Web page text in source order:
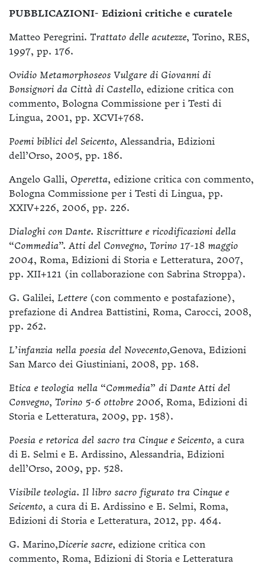
PUBBLICAZIONI- Edizioni critiche e curatele
Matteo Peregrini. Trattato delle acutezze, Torino, RES,
1997, pp. 176.
Ovidio Metamorphoseos Vulgare di Giovanni di
Bonsignori da Città di Castello, edizione critica con
commento, Bologna Commissione per i Testi di
Lingua, 2001, pp. XCVI+768.
Poemi biblici del Seicento, Alessandria, Edizioni
dell’Orso, 2005, pp. 186.
Angelo Galli, Operetta, edizione critica con commento,
Bologna Commissione per i Testi di Lingua, pp.
XXIV+226, 2006, pp. 226.
Dialoghi con Dante. Riscritture e ricodificazioni della
“Commedia”. Atti del Convegno, Torino 17-18 maggio
2004, Roma, Edizioni di Storia e Letteratura, 2007,
pp. XII+121 (in collaborazione con Sabrina Stroppa).
G. Galilei, Lettere(con commento e postafazione),
prefazione di Andrea Battistini, Roma, Carocci, 2008,
pp. 262.
L’infanzia nella poesia del Novecento,Genova, Edizioni
San Marco dei Giustiniani, 2008, pp. 168.
Etica e teologia nella “Commedia” di Dante Atti del
Convegno, Torino 5-6 ottobre 2006, Roma, Edizioni di
Storia e Letteratura, 2009, pp. 158).
Poesia e retorica del sacro tra Cinque e Seicento, a cura
di E. Selmi e E. Ardissino, Alessandria, Edizioni
dell’Orso, 2009, pp. 528.
Visibile teologia. Il libro sacro figurato tra Cinque e
Seicento, a cura di E. Ardissino e E. Selmi, Roma,
Edizioni di Storia e Letteratura, 2012, pp. 464.
G. Marino,Dicerie sacre, edizione critica con
commento, Roma, Edizioni di Storia e Letteratura